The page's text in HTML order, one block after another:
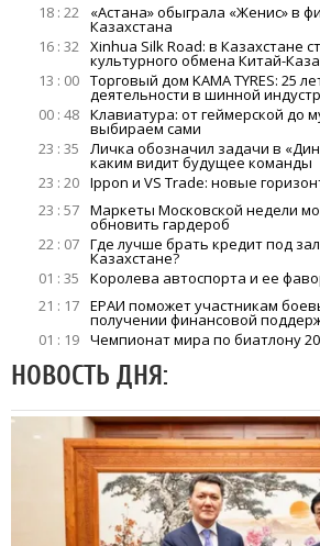
18 : 22
«Астана» обыграла «Женис» в
Казахстана
16 : 32 Xinhua Silk Road: в Казахстане
культурного обмена Китай-
13 : 00 Торговый дом KAMA TYRES: 25
деятельности в шинной
00 : 48 Клавиатура: от геймерской до
выбираем сами
23 : 35
Личка обозначил задачи в
каким видит будущее команды
23 : 20 Ippon и VS Trade: новые
23 : 57 Маркеты Московской недели
обновить гардероб
22 : 07 Где лучше брать кредит под
Казахстане?
01 : 35
Королева автоспорта и ее
21 : 17 ЕРАИ поможет участникам
получении финансовой
01 : 19 Чемпионат мира по биатлону
НОВОСТЬ ДНЯ:
25.11.2024 | 18:18 Новости политики